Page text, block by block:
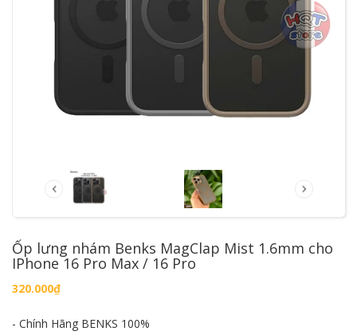
Ốp lưng nhám Benks MagClap Mist 1.6mm cho
IPhone 16 Pro Max / 16 Pro
320.000₫
- Chính Hãng BENKS 100%